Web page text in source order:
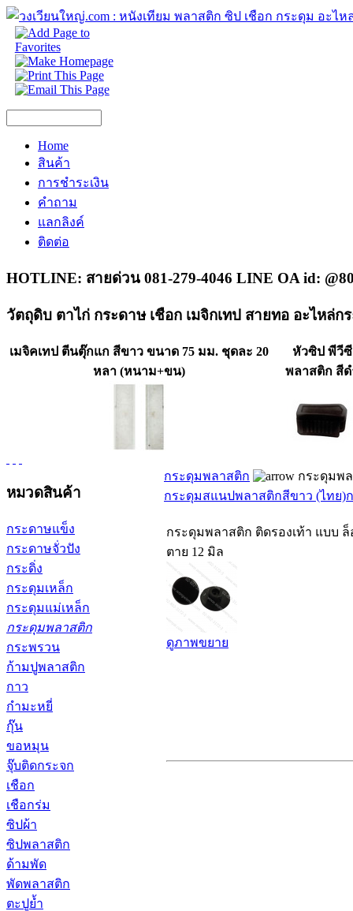
Home
สินค้า
การชำระเงิน
คำถาม
แลกลิงค์
ติดต่อ
HOTLINE: สายด่วน 081-279-4046 LINE OA id:
วัตถุดิบ ตาไก่ กระดาษ เชือก เมจิกเทป สายทอ อะไหล่กร
เมจิคเทป ตีนตุ๊กแก สีขาว ขนาด 75 มม. ชุดละ 20
หลา (หนาม+ขน)
หัวซิป พีวีซี
พลาสติก สีด
หมวดสินค้า
กระดาษแข็ง
กระดาษจั่วปัง
กระดิ่ง
กระดุมเหล็ก
กระดุมแม่เหล็ก
กระดุมพลาสติก
กระพรวน
ก้ามปูพลาสติก
กาว
กำมะหยี่
กุ๊น
ขอหมุน
จุ๊บติดกระจก
เชือก
เชือกร่ม
ซิปผ้า
ซิปพลาสติก
ด้ามพัด
พัดพลาสติก
ตะปูย้ำ
กระดุมพลาสติก
กระดุมพ
กระดุมสแนปพลาสติกสีขาว (ไทย)
กระดุมพลาสติก ติดรองเท้า แบบ
ตาย 12 มิล
ดูภาพขยาย